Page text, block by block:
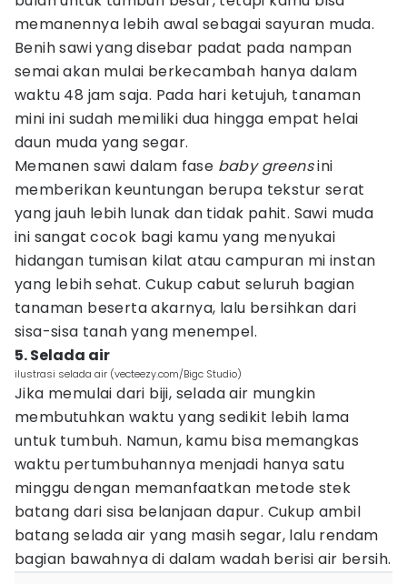
memanennya lebih awal sebagai sayuran muda.
Benih sawi yang disebar padat pada nampan
semai akan mulai berkecambah hanya dalam
waktu 48 jam saja. Pada hari ketujuh, tanaman
mini ini sudah memiliki dua hingga empat helai
daun muda yang segar.
Memanen sawi dalam fase baby greensini
memberikan keuntungan berupa tekstur serat
yang jauh lebih lunak dan tidak pahit. Sawi muda
ini sangat cocok bagi kamu yang menyukai
hidangan tumisan kilat atau campuran mi instan
yang lebih sehat. Cukup cabut seluruh bagian
tanaman beserta akarnya, lalu bersihkan dari
sisa-sisa tanah yang menempel.
5. Selada air
ilustrasi selada air (vecteezy.com/Bigc Studio)
Jika memulai dari biji, selada air mungkin
membutuhkan waktu yang sedikit lebih lama
untuk tumbuh. Namun, kamu bisa memangkas
waktu pertumbuhannya menjadi hanya satu
minggu dengan memanfaatkan metode stek
batang dari sisa belanjaan dapur. Cukup ambil
batang selada air yang masih segar, lalu rendam
bagian bawahnya di dalam wadah berisi air bersih.